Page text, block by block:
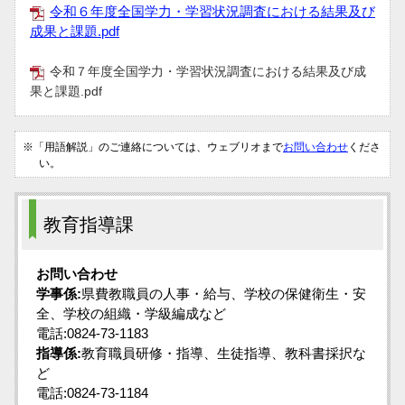
令和６年度全国学力・学習状況調査における結果及び
成果と課題.pdf
令和７年度全国学力・学習状況調査における結果及び成
果と課題.pdf
※「用語解説」のご連絡については、ウェブリオまでお問い合わせ くださ
い。
教育指導課
お問い合わせ
学事係:県費教職員の人事・給与、学校の保健衛生・安
全、学校の組織・学級編成など
電話:0824-73-1183
指導係:教育職員研修・指導、生徒指導、教科書採択な
ど
電話:0824-73-1184